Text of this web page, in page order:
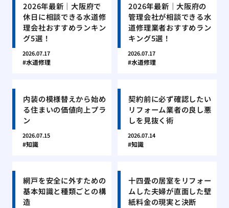
2026年最新｜大阪府で
休日に相談できる水道修
理会社おすすめランキン
グ5選！
2026.07.17
水道修理
2026年最新｜大阪府の
管理会社が相談できる水
道修理業者おすすめラン
キング5選！
2026.07.17
水道修理
内装の模様替えから始め
る住まいの価値向上プラ
ン
2026.07.15
知識
契約前に必ず確認したい
リフォーム業者の良し悪
しを見抜く術
2026.07.14
知識
網戸を安全に外すための
基本知識と種類ごとの構
造
十四畳の居室をリフォー
ムした夫婦が直面した壁
紙料金の現実と決断